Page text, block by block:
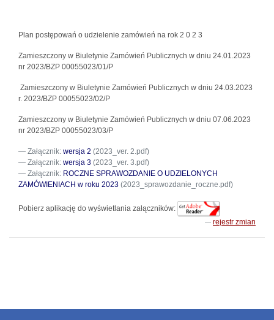
Plan postępowań o udzielenie zamówień na rok 2 0 2 3
Zamieszczony w Biuletynie Zamówień Publicznych w dniu 24.01.2023
nr 2023/BZP 00055023/01/P
Zamieszczony w Biuletynie Zamówień Publicznych w dniu 24.03.2023
r. 2023/BZP 00055023/02/P
Zamieszczony w Biuletynie Zamówień Publicznych w dniu 07.06.2023
nr 2023/BZP 00055023/03/P
Załącznik: wersja 2 (2023_ver. 2.pdf)
Załącznik: wersja 3 (2023_ver. 3.pdf)
Załącznik: ROCZNE SPRAWOZDANIE O UDZIELONYCH
ZAMÓWIENIACH w roku 2023 (2023_sprawozdanie_roczne.pdf)
Pobierz aplikację do wyświetlania załączników:
rejestr zmian